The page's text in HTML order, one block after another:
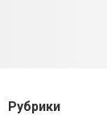
Рубрики